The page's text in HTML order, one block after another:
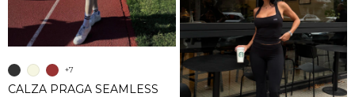
CALZA PRAGA SEAMLESS
+7